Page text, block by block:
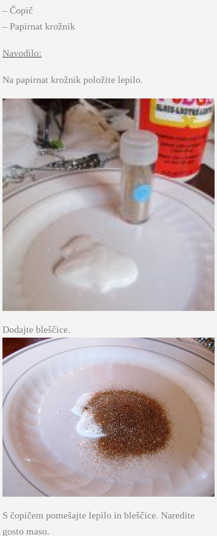
– Čopič
– Papirnat krožnik
Navodilo:
Na papirnat krožnik položite lepilo.
Dodajte bleščice.
S čopičem pomešajte lepilo in bleščice. Naredite
gosto maso.